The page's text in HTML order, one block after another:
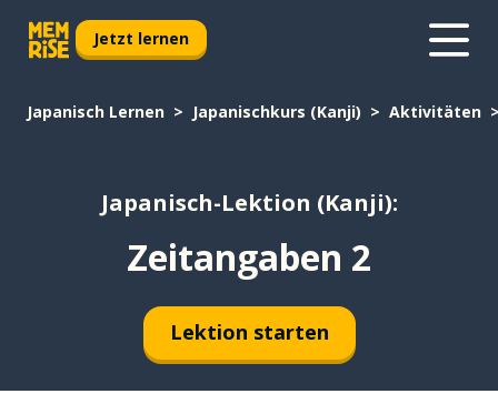
Jetzt lernen
Japanisch Lernen Japanischkurs (Kanji) Aktivitäten
Japanisch-Lektion (Kanji):
Zeitangaben 2
Lektion starten